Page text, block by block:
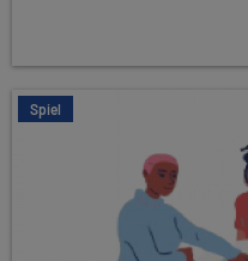
Spiel